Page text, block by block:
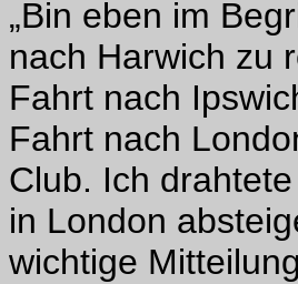
„Bin eben im
nach Harwich zu
Fahrt nach
Fahrt nach
Club. Ich
in London
wichtige